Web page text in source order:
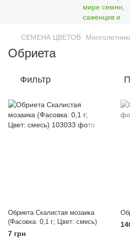
СЕМЕНА ЦВЕТОВ
Обриета
Фильтр
Обриета Скалистая мозаика
(Фасовка: 0,1 г; Цвет: смесь)
7 грн